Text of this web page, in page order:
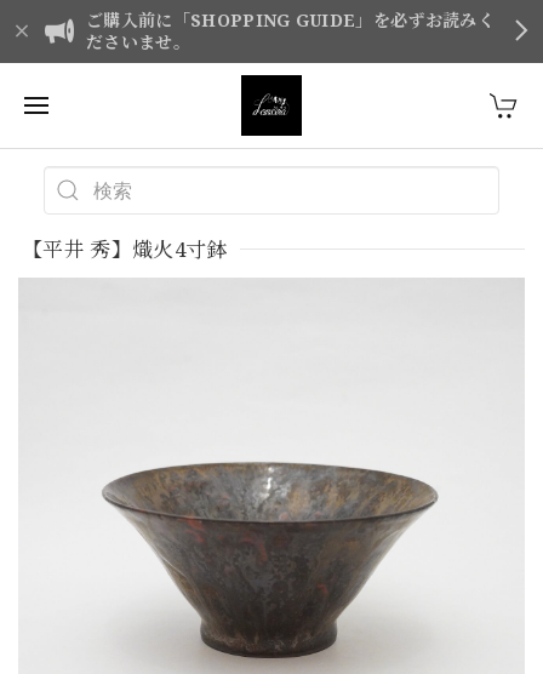
ご購入前に「SHOPPING GUIDE」を必ずお読みく
ださいませ。
【平井 秀】熾火4寸鉢